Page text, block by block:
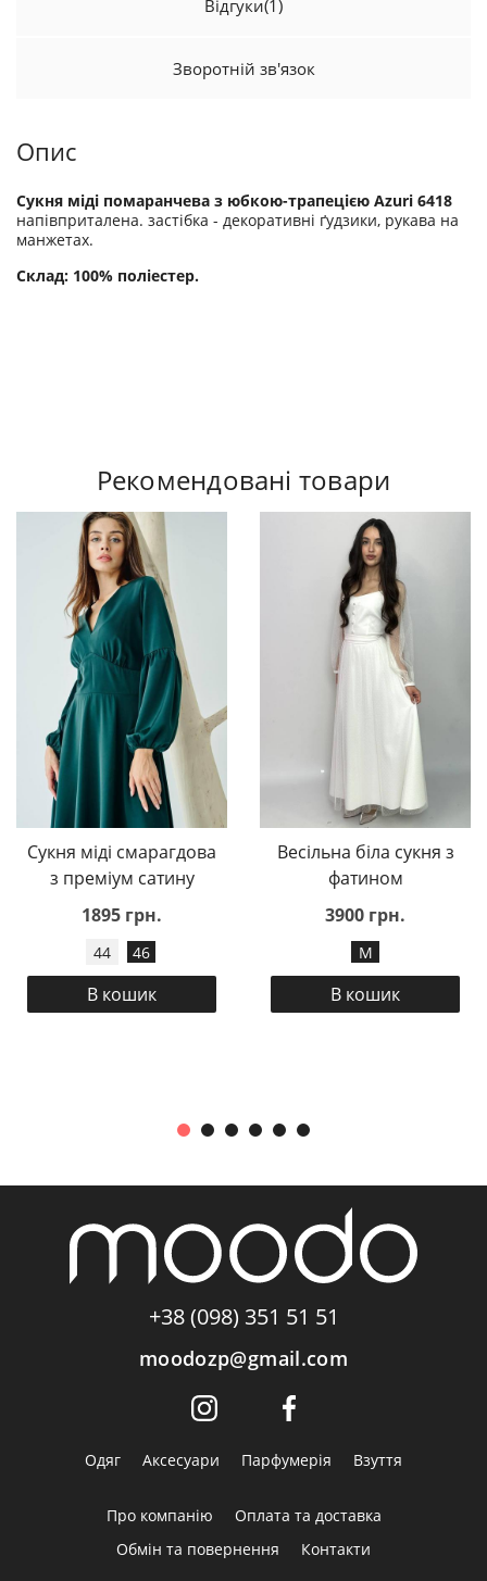
Відгуки(1)
Зворотній зв'язок
Опис
Сукня міді помаранчева з юбкою-трапецією Azuri 6418
напівприталена. застібка - декоративні ґудзики, рукава на
манжетах.
Склад: 100% поліестер.
Рекомендовані товари
Сукня міді смарагдова
з преміум сатину
1895 грн.
44 46
В кошик
Весільна біла сукня з
фатином
3900 грн.
M
В кошик
+38 (098) 351 51 51
moodozp@gmail.com
Одяг Аксесуари Парфумерія Взуття
Про компанію
Оплата та доставка
Обмін та повернення
Контакти